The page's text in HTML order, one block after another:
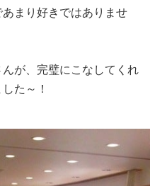
まり好きではありませ
が、完璧にこなしてくれ
た～！